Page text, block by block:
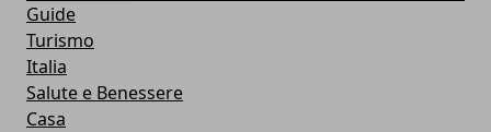
Guide
Turismo
Italia
Salute e Benessere
Casa